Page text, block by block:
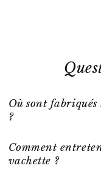
Où sont
?
Comment
vachette ?